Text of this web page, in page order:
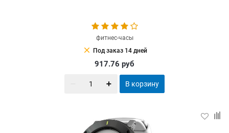
фитнес-часы
clear Под заказ 14 дней
917.76 руб
В корзину